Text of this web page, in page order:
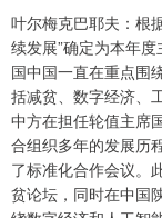
叶尔梅克巴耶夫：根
续发展”确定为本年
国中国一直在重点围
括减贫、数字经济、
中方在担任轮值主席
合组织多年的发展历
了标准化合作会议。
贫论坛，同时在中国